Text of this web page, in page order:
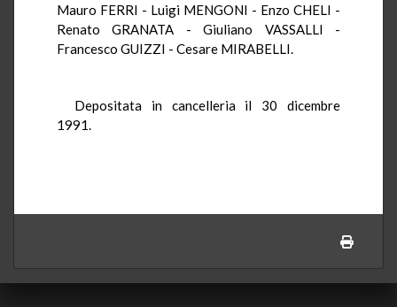
Mauro FERRI - Luigi MENGONI - Enzo CHELI -
Renato GRANATA - Giuliano VASSALLI -
Francesco GUIZZI - Cesare MIRABELLI.
Depositata in cancelleria il 30 dicembre
1991.